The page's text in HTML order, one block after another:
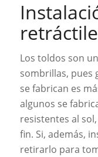
Los toldos son
sombrillas, pues
se fabrican es
algunos se
resistentes al
fin. Si, además,
retirarlo para